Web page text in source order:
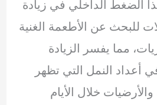
الضغط الداخلي في زيادة
للبحث عن الأطعمة الغنية
مما يفسر الزيادة
أعداد النمل التي تظهر
خلال الأيام